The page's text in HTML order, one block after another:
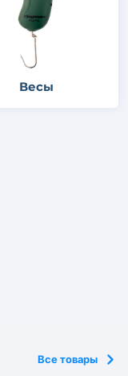
Весы
Все товары